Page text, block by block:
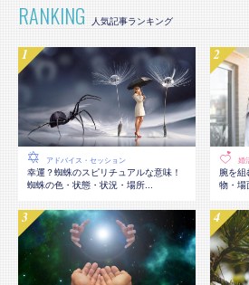
RANKING
アドバイス・セッション
幸運？蜘蛛のスピリチュアルな意味！
蜘蛛の色・状態・状況・場所...
婚
腕を
物・場